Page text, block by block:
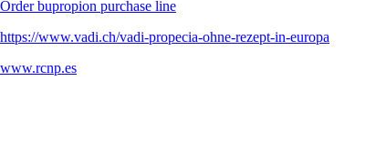
Order bupropion purchase line
https://www.vadi.ch/vadi-propecia-ohne-rezept-in-europa
www.rcnp.es